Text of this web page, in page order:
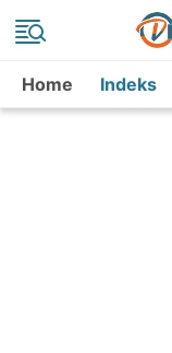
Home Indeks